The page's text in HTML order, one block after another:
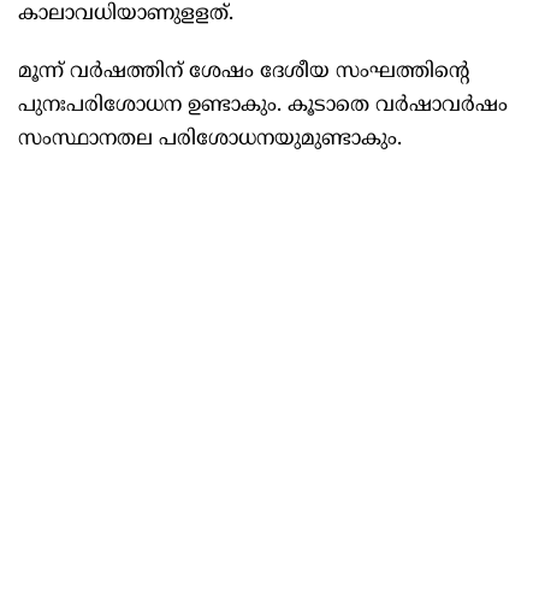
കാലാവധിയാണുളളത്.
മൂന്ന് വർഷത്തിന് ശേഷം ദേശീയ സംഘത്തിന്റെ
പുനഃപരിശോധന ഉണ്ടാകും. കൂടാതെ വർഷാവർഷം
സംസ്ഥാനതല പരിശോധനയുമുണ്ടാകും.